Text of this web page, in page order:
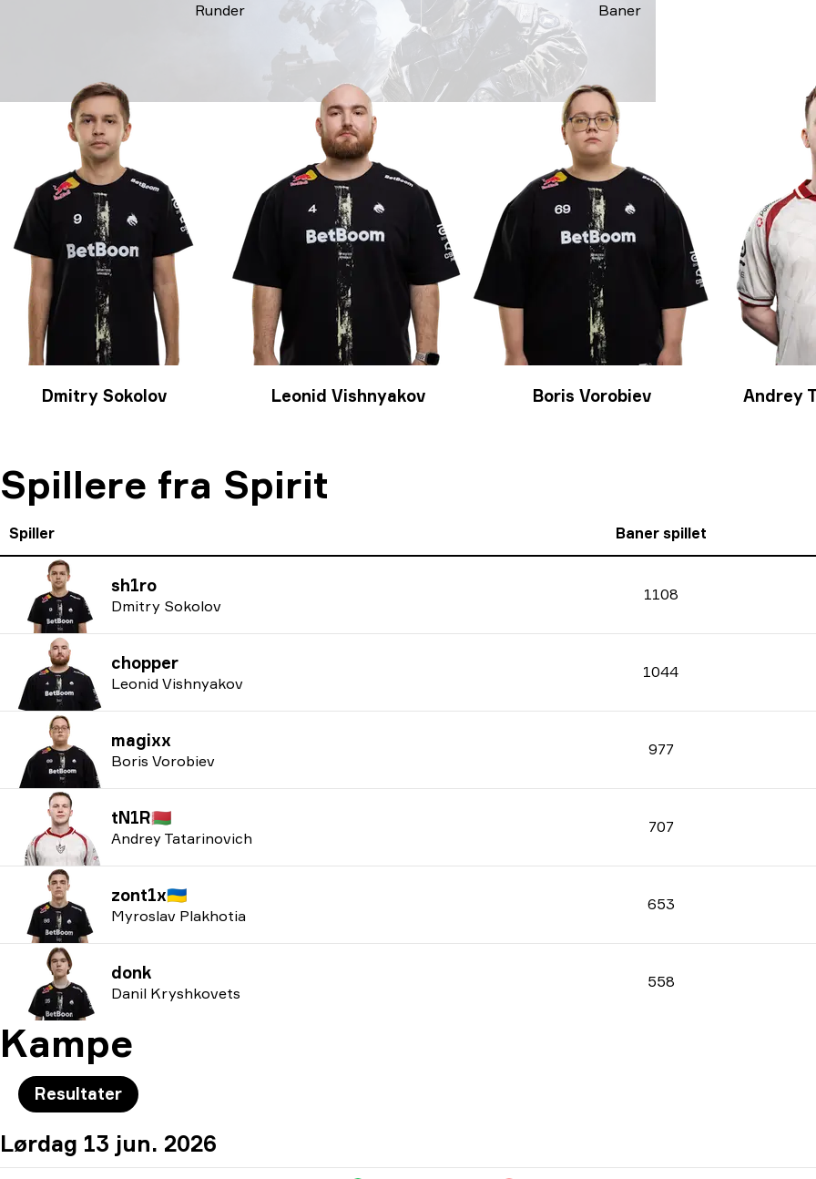
Runder Baner
Dmitry Sokolov Leonid Vishnyakov Boris Vorobiev Andrey
Spillere fra Spirit
Spiller Baner spillet
sh1ro
Dmitry Sokolov
1108
chopper
Leonid Vishnyakov
1044
magixx
Boris Vorobiev
977
tN1R🇧🇾
Andrey Tatarinovich
707
zont1x🇺🇦
Myroslav Plakhotia
653
donk
Danil Kryshkovets
558
Kampe
Resultater
Lørdag 13 jun. 2026